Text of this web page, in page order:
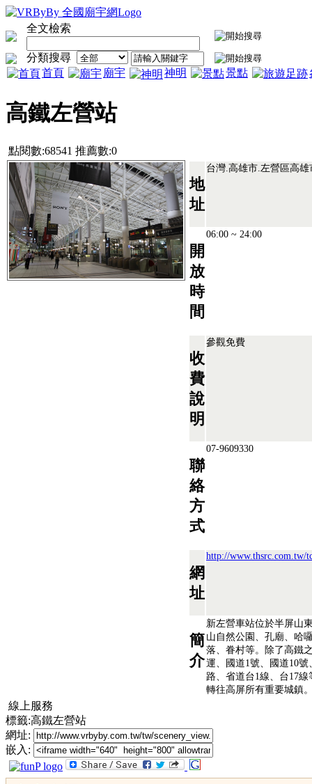
全文檢索
分類搜尋
首頁
廟宇 神明 景點
高鐵左營站
點閱數:68541 推薦數:0
地
址
台灣.高雄市.左營區高
開
放
時
間
06:00 ~ 24:00
收
費
說
明
參觀免費
聯
絡
方
式
07-9609330
網
址
http://www.thsrc.com.tw/
簡
介
新左營車站位於半屏山
山自然公園、孔廟、哈
落、眷村等。除了高鐵
運、國道1號、國道10
路、省道台1線、台17
轉往高屏所有重要城鎮
線上服務
標籤:高鐵左營站
網址:
嵌入: